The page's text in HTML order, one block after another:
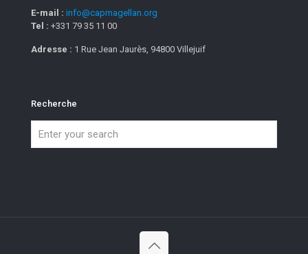
E-mail : info@capmagellan.org
Tel : +331 79 35 11 00
Adresse : 1 Rue Jean Jaurès, 94800 Villejuif
Recherche